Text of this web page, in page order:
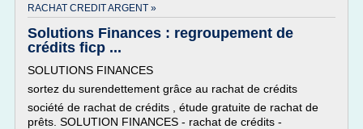
RACHAT CREDIT ARGENT »
Solutions Finances : regroupement de
crédits ficp ...
SOLUTIONS FINANCES
sortez du surendettement grâce au rachat de crédits
société de rachat de crédits , étude gratuite de rachat de
prêts. SOLUTION FINANCES - rachat de crédits -